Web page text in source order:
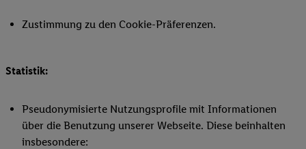
Zustimmung zu den Cookie-Präferenzen.
Statistik:
Pseudonymisierte Nutzungsprofile mit Informationen
über die Benutzung unserer Webseite. Diese beinhalten
insbesondere: